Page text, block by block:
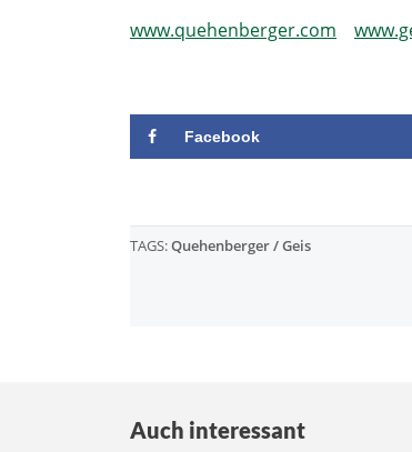
www.quehenberger.com
Facebook
TAGS:Quehenberger / Geis
Auch interessant